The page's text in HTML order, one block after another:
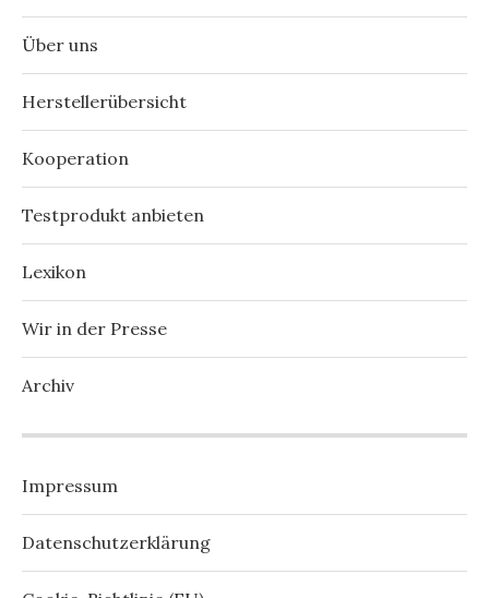
Über uns
Herstellerübersicht
Kooperation
Testprodukt anbieten
Lexikon
Wir in der Presse
Archiv
Impressum
Datenschutzerklärung